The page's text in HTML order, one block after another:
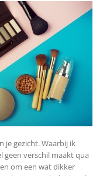
je gezicht. Waarbij ik
geen verschil maakt qua
om een wat dikker